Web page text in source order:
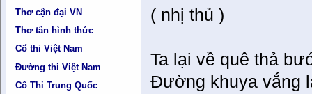
Thơ cận đại VN
Thơ tân hình thức
Cổ thi Việt Nam
Đường thi Việt Nam
Cổ Thi Trung Quốc
( nhị thủ )
Ta lại về quê thả
Đường khuya vắng